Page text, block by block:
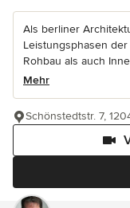
Als berliner
Leistungsphasen
Rohbau als auch
Mehr
Schönstedtstr. 7,